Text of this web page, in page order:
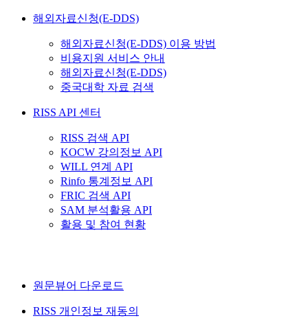
해외자료신청(E-DDS)
해외자료신청(E-DDS) 이용 방법
비용지원 서비스 안내
해외자료신청(E-DDS)
중국대학 자료 검색
RISS API 센터
RISS 검색 API
KOCW 강의정보 API
WILL 연계 API
Rinfo 통계정보 API
FRIC 검색 API
SAM 분석활용 API
활용 및 참여 현황
원문뷰어 다운로드
RISS 개인정보 재동의